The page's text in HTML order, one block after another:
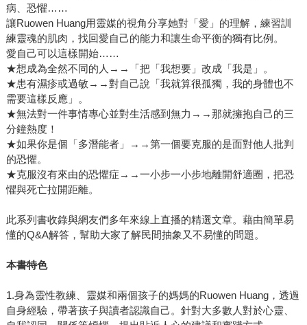
病、恐懼……
讓Ruowen Huang用靈媒的視角分享她對「愛」的理解，練習訓
練靈魂的肌肉，找回愛自己的能力和讓生命平衡的獨有比例。
愛自己可以這樣開始……
★想成為全然不同的人→→「把「我想要」改成「我是」。
★患有濕疹或過敏→→對自己說「我就算很孤獨，我的身體也不
需要這樣反應」。
★無法對一件事情專心並對生活感到無力→→那就擁抱自己的三
分鐘熱度！
★如果你是個「多潛能者」→→第一個要克服的是面對他人批判
的恐懼。
★克服沒有來由的恐懼症→→一小步一小步地離開舒適圈，把恐
懼與死亡拉開距離。
此系列書收錄與網友們多年來線上直播的精選文章。藉由簡單易
懂的Q&A解答，幫助大家了解民間抽象又不易懂的問題。
本書特色
1.身為靈性教練、靈媒和兩個孩子的媽媽的Ruowen Huang，透過
自身經驗，帶著孩子與讀者認識自己。針對大多數人對於心靈、